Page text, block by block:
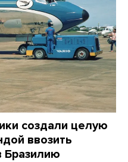
создали целую
ввозить
Бразилию